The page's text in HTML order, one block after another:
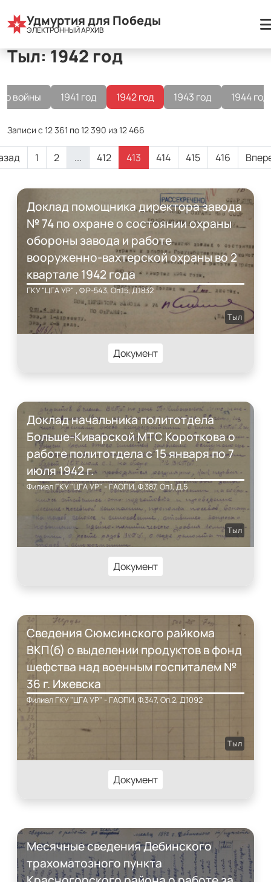
Удмуртия для Победы
ЭЛЕКТРОННЫЙ АРХИВ
Все разделы Тыл 1942 год
Тыл: 1942 год
войны 1941 год 1942 год 1943 год 1944 год
Записи с 12 361 по 12 390 из 12 466
1 2 ... 412 413 414 415 416
Доклад помощника директора завода
№ 74 по охране о состоянии охраны
обороны завода и работе
вооруженно-вахтерской охраны во 2
квартале 1942 года
ГКУ "ЦГА УР" , Ф.Р-543, Оп.15, Д.1832
Тыл
Документ
Доклад начальника политотдела
Больше-Киварской МТС Короткова о
работе политотдела с 15 января по 7
июля 1942 г.
Филиал ГКУ "ЦГА УР" - ГАОПИ, Ф.387, Оп.1, Д.5
Тыл
Документ
Сведения Сюмсинского райкома
ВКП(б) о выделении продуктов в фонд
шефства над военным госпиталем №
36 г. Ижевска
Филиал ГКУ "ЦГА УР" - ГАОПИ, Ф.347, Оп.2, Д.1092
Тыл
Документ
Месячные сведения Дебинского
трахоматозного пункта